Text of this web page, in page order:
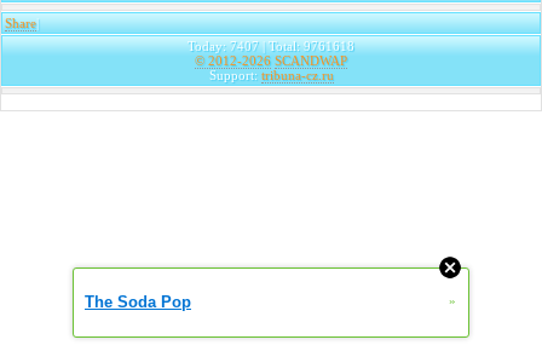
Share|
Today: 7407 | Total: 9761618
© 2012-2026 SCANDWAP
Support: tribuna-cz.ru
The Soda Pop »